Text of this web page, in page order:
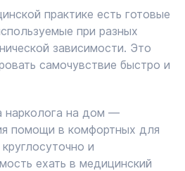
практике есть готовые
при разных
зависимости. Это
самочувствие быстро и
нарколога на дом —
помощи в комфортных для
и
ехать в медицинский